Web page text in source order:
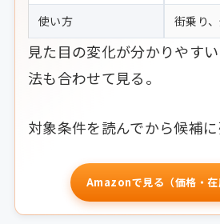
使い方 街乗り
見た目の変化が分かりやす
法も合わせて見る。
対象条件を読んでから候補に
Amazonで見る（価格・在